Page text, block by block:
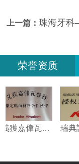
上一篇：珠海牙科—引起牙痛
荣誉资质
義獲嘉偉瓦特登指定合作夥伴